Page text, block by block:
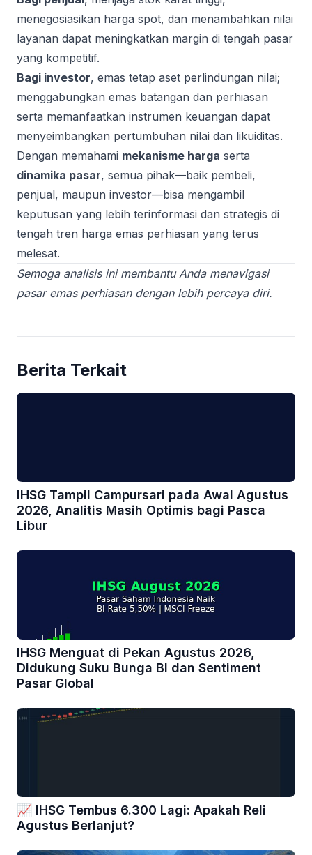
menegosiasikan harga spot, dan menambahkan nilai
layanan dapat meningkatkan margin di tengah pasar
yang kompetitif.
Bagi investor, emas tetap aset perlindungan nilai;
menggabungkan emas batangan dan perhiasan
serta memanfaatkan instrumen keuangan dapat
menyeimbangkan pertumbuhan nilai dan likuiditas.
Dengan memahami mekanisme harga serta
dinamika pasar, semua pihak—baik pembeli,
penjual, maupun investor—bisa mengambil
keputusan yang lebih terinformasi dan strategis di
tengah tren harga emas perhiasan yang terus
melesat.
Semoga analisis ini membantu Anda menavigasi
pasar emas perhiasan dengan lebih percaya diri.
Berita Terkait
IHSG Tampil Campursari pada Awal Agustus
2026, Analitis Masih Optimis bagi Pasca
Libur
IHSG Menguat di Pekan Agustus 2026,
Didukung Suku Bunga BI dan Sentiment
Pasar Global
📈 IHSG Tembus 6.300 Lagi: Apakah Reli
Agustus Berlanjut?